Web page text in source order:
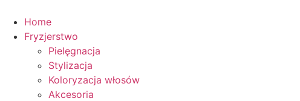
treści
Home
Fryzjerstwo
Pielęgnacja
Stylizacja
Koloryzacja włosów
Akcesoria